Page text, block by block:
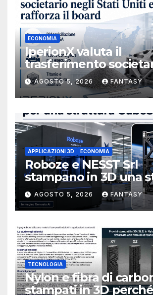
ECONOMIA
IperionX valuta il
trasferimento
Stati Uniti e rafforza il
ha nominato Michael
Loparco
indipendente non
AGOSTO 5, 2026 FANTASY
APPLICAZIONI 3D ECONOMIA
Roboze e NESST Srl
stampano in 3D una
CubeSat 3U in Carbon
AGOSTO 5, 2026 FANTASY
TECNOLOGIA
Nylon e fibra di
stampati in 3D